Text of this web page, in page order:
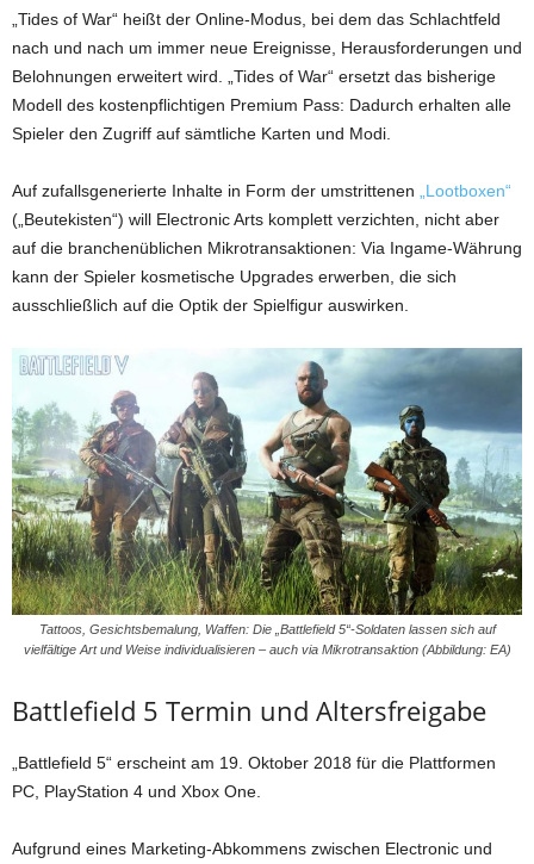
„Tides of War“ heißt der Online-Modus, bei dem das Schlachtfeld
nach und nach um immer neue Ereignisse, Herausforderungen und
Belohnungen erweitert wird. „Tides of War“ ersetzt das bisherige
Modell des kostenpflichtigen Premium Pass: Dadurch erhalten alle
Spieler den Zugriff auf sämtliche Karten und Modi.
Auf zufallsgenerierte Inhalte in Form der umstrittenen
„Lootboxen“
(„Beutekisten“) will Electronic Arts komplett verzichten, nicht aber
auf die branchenüblichen Mikrotransaktionen: Via Ingame-Währung
kann der Spieler kosmetische Upgrades erwerben, die sich
ausschließlich auf die Optik der Spielfigur auswirken.
Tattoos, Gesichtsbemalung, Waffen: Die „Battlefield 5“-Soldaten lassen sich auf
vielfältige Art und Weise individualisieren – auch via Mikrotransaktion (Abbildung: EA)
Battlefield 5 Termin und Altersfreigabe
„Battlefield 5“ erscheint am 19. Oktober 2018 für die Plattformen
PC, PlayStation 4 und Xbox One.
Aufgrund eines Marketing-Abkommens zwischen Electronic und